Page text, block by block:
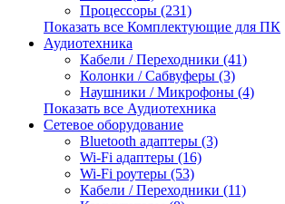
Процессоры (231)
Показать все Комплектующие для ПК
Аудиотехника
Кабели / Переходники (41)
Колонки / Сабвуферы (3)
Наушники / Микрофоны (4)
Показать все Аудиотехника
Сетевое оборудование
Bluetooth адаптеры (3)
Wi-Fi адаптеры (16)
Wi-Fi роутеры (53)
Кабели / Переходники (11)